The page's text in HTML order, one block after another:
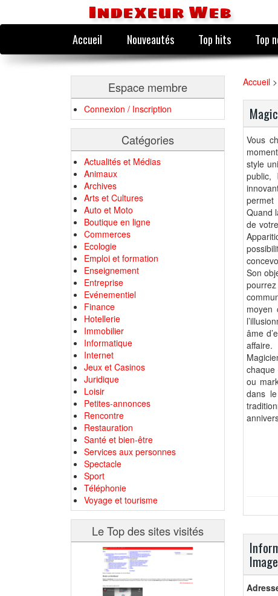
Indexeur Web
Accueil Nouveautés Top hits Top
Espace membre
Connexion / Inscription
Catégories
Actualités et Médias
Animaux
Archives
Arts et Cultures
Auto et Moto
Boutique en ligne
Commerces
Ecologie
Emploi et formation
Enseignement
Entreprise
Evénementiel
Finance
Hotellerie
Immobilier
Informatique
Internet
Jeux et Casinos
Juridique
Loisir
Petites-annonces
Rencontre
Restauration
Santé et bien-être
Services aux personnes
Spectacle
Sport
Téléphonie
Voyage et tourisme
Le Top des sites visités
Accueil >
Vous
style
public,
Quand
de
Son
moyen
âme
affaire.
ou
dans